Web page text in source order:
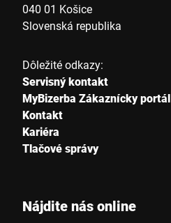
040 01 Košice
Slovenská republika
Dôležité odkazy:
Servisný kontakt
MyBizerba Zákaznícky portál
Kontakt
Kariéra
Tlačové správy
Nájdite nás online